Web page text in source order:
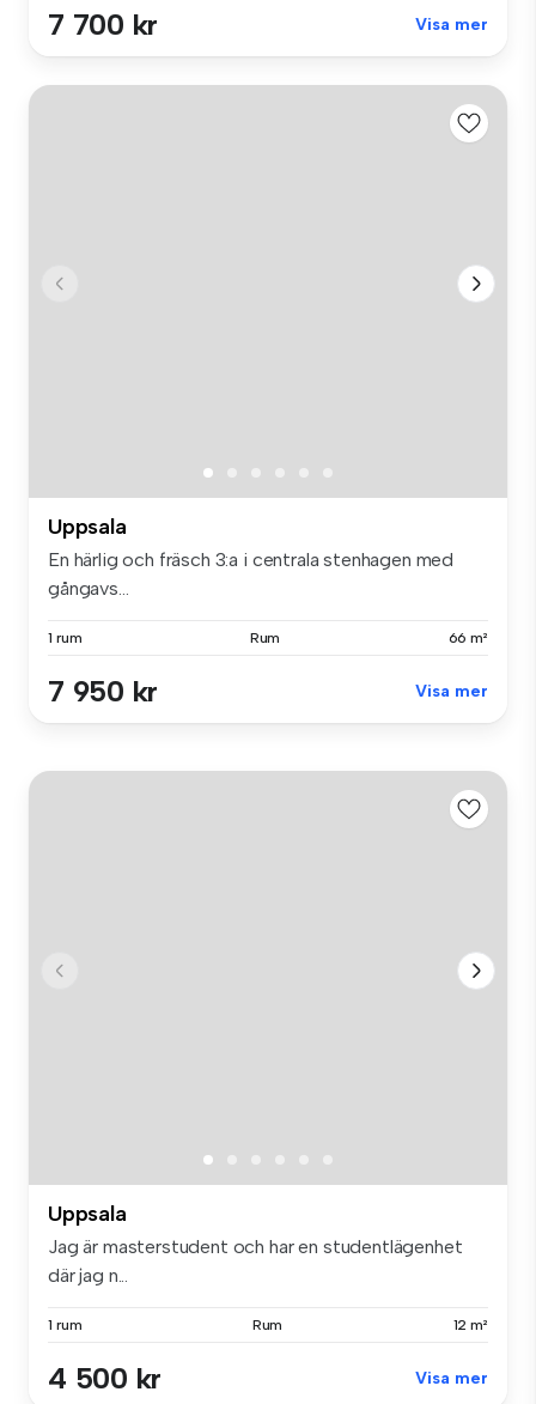
7 700 kr Visa mer
Uppsala
En härlig och fräsch 3:a i centrala stenhagen med
gångavs...
1 rum Rum 66 m²
7 950 kr Visa mer
Uppsala
Jag är masterstudent och har en studentlägenhet
där jag n...
1 rum Rum 12 m²
4 500 kr Visa mer